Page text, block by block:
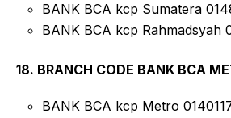
BANK BCA kcp Sumatera
BANK BCA kcp Rahmadsyah
18. BRANCH CODE BANK BCA
BANK BCA kcp Metro